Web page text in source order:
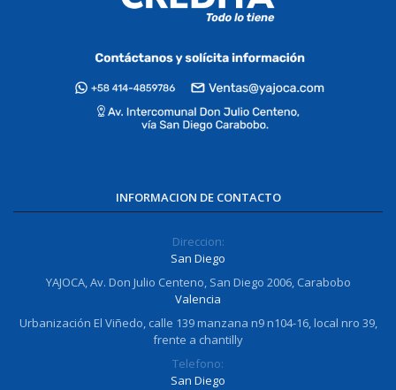
INFORMACION DE CONTACTO
Direccion:
San Diego
YAJOCA, Av. Don Julio Centeno, San Diego 2006, Carabobo
Valencia
Urbanización El Viñedo, calle 139 manzana n9 n104-16, local nro 39,
frente a chantilly
Telefono:
San Diego